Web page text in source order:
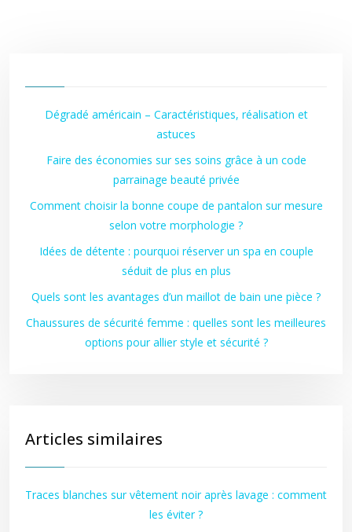
Dégradé américain – Caractéristiques, réalisation et
astuces
Faire des économies sur ses soins grâce à un code
parrainage beauté privée
Comment choisir la bonne coupe de pantalon sur mesure
selon votre morphologie ?
Idées de détente : pourquoi réserver un spa en couple
séduit de plus en plus
Quels sont les avantages d’un maillot de bain une pièce ?
Chaussures de sécurité femme : quelles sont les meilleures
options pour allier style et sécurité ?
Articles similaires
Traces blanches sur vêtement noir après lavage : comment
les éviter ?